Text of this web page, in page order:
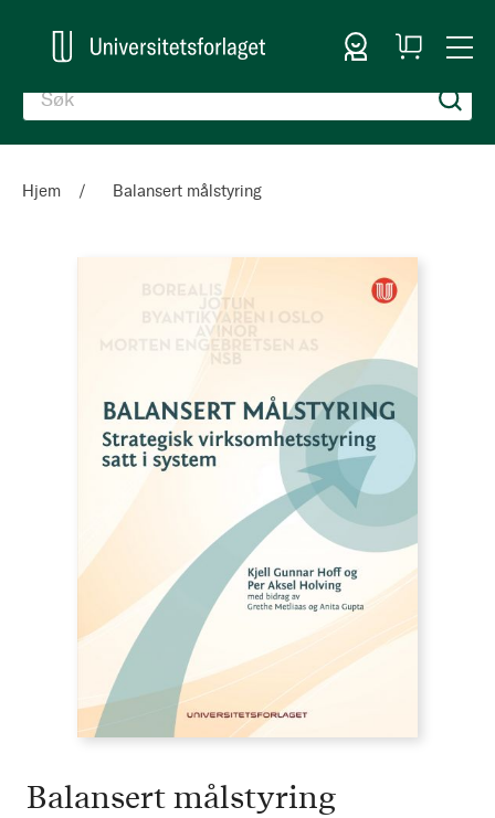
Logg inn
Handlekurv
Hjem Balansert målstyring
Balansert målstyring